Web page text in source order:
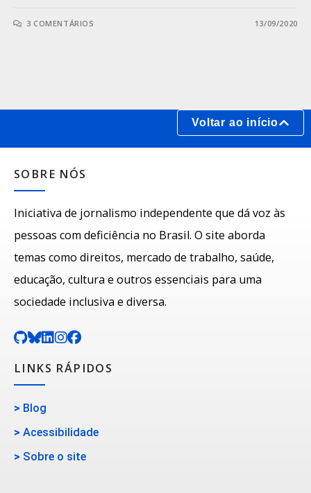
3 COMENTÁRIOS 13/09/2020
Voltar ao início
SOBRE NÓS
Iniciativa de jornalismo independente que dá voz às
pessoas com deficiência no Brasil. O site aborda
temas como direitos, mercado de trabalho, saúde,
educação, cultura e outros essenciais para uma
sociedade inclusiva e diversa.
LINKS RÁPIDOS
> Blog
> Acessibilidade
> Sobre o site